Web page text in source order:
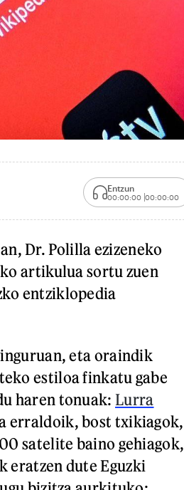
Entzun
00:00:00 00:00:00
Dr. Polilla ezizeneko
artikulua sortu zuen
entziklopedia
eta oraindik
estiloa finkatu gabe
haren tonuak: Lurra
erraldoik, bost txikiagok,
satelite baino gehiagok,
eratzen dute Eguzki